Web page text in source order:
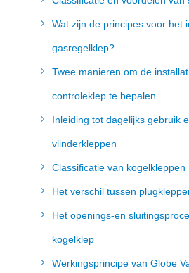
Wat zijn de principes voor het
gasregelklep?
Twee manieren om de
controleklep te bepalen
Inleiding tot dagelijks gebruik
vlinderkleppen
Classificatie van kogelkleppen
Het verschil tussen
Het openings-en
kogelklep
Werkingsprincipe van Globe